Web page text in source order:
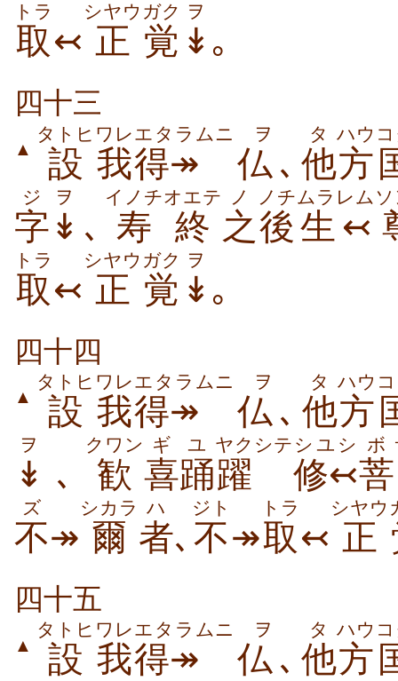
取
トラ
↢ 正
シヤウ
覚
ガク
↡
ヲ
｡
四十三
▲ 設
タトヒ
我
ワレ
得↠
エタラムニ
仏
ヲ
､ 他
タ
方
ハウ
字
ジ
↡
ヲ
､ 寿終
イノチオエテ
之
ノ
後
ノチ
生↢
ムラレム
取
トラ
↢ 正
シヤウ
覚
ガク
↡
ヲ
｡
四十四
▲ 設
タトヒ
我
ワレ
得↠
エタラムニ
仏
ヲ
､ 他
タ
方
ハウ
↡
ヲ
､ 歓
クワン
喜
ギ
踊
ユ
躍
ヤクシテ
修↢
シユシ
菩
ボ
不
ズ
↠ 爾
シカラ
者
ハ
､ 不
ジト
↠取
トラ
↢ 正
シヤウ
四十五
▲ 設
タトヒ
我
ワレ
得↠
エタラムニ
仏
ヲ
､ 他
タ
方
ハウ